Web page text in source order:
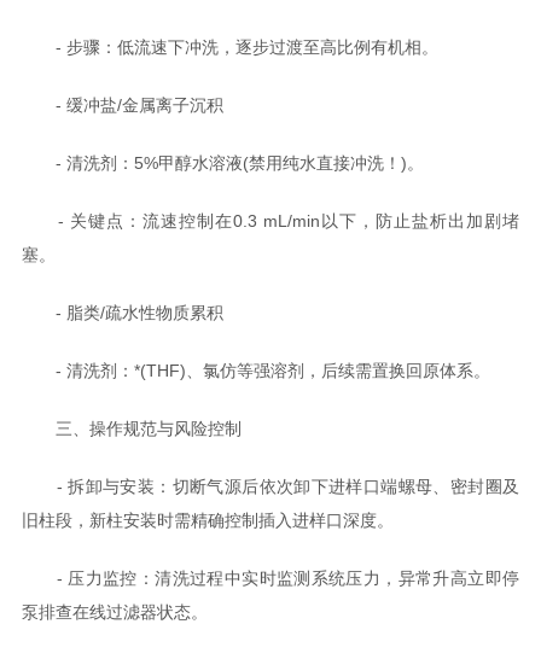
- 步骤：低流速下冲洗，逐步过渡至高比例有机相。
- 缓冲盐/金属离子沉积
- 清洗剂：5%甲醇水溶液(禁用纯水直接冲洗！)。
- 关键点：流速控制在0.3 mL/min以下，防止盐析出加剧堵
塞。
- 脂类/疏水性物质累积
- 清洗剂：*(THF)、氯仿等强溶剂，后续需置换回原体系。
三、操作规范与风险控制
- 拆卸与安装：切断气源后依次卸下进样口端螺母、密封圈及
旧柱段，新柱安装时需精确控制插入进样口深度。
- 压力监控：清洗过程中实时监测系统压力，异常升高立即停
泵排查在线过滤器状态。